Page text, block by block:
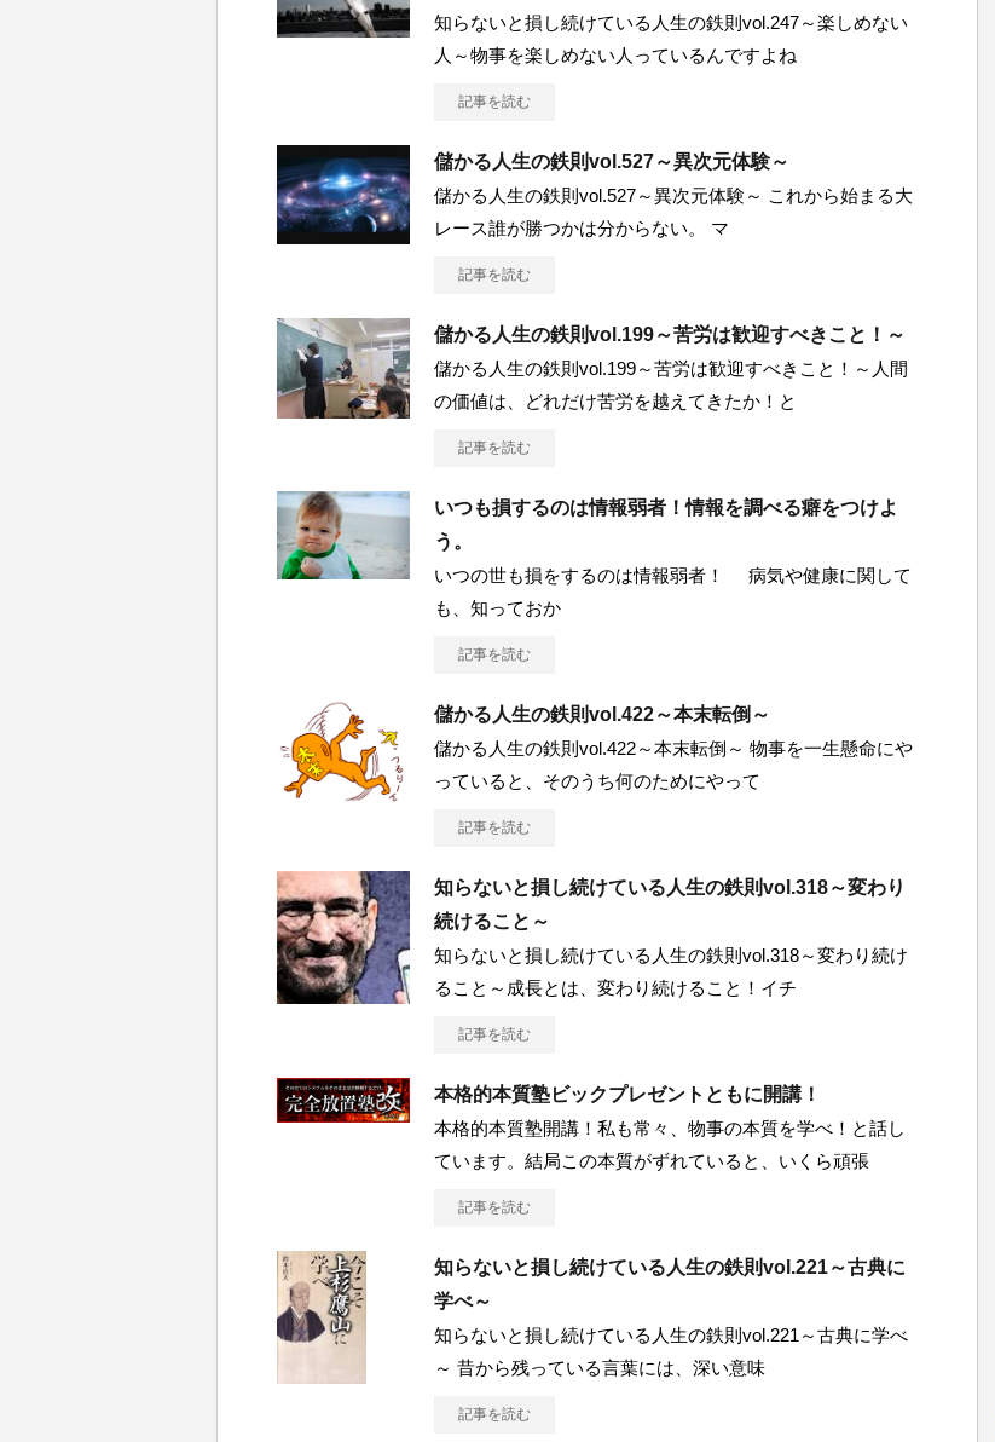
知らないと損し続けている人生の鉄則vol.247～楽しめない
人～物事を楽しめない人っているんですよね
記事を読む
儲かる人生の鉄則vol.527～異次元体験～
儲かる人生の鉄則vol.527～異次元体験～ これから始まる大
レース誰が勝つかは分からない。 マ
記事を読む
儲かる人生の鉄則vol.199～苦労は歓迎すべきこと！～
儲かる人生の鉄則vol.199～苦労は歓迎すべきこと！～人間
の価値は、どれだけ苦労を越えてきたか！と
記事を読む
いつも損するのは情報弱者！情報を調べる癖をつけよ
う。
いつの世も損をするのは情報弱者！ 病気や健康に関して
も、知っておか
記事を読む
儲かる人生の鉄則vol.422～本末転倒～
儲かる人生の鉄則vol.422～本末転倒～ 物事を一生懸命にや
っていると、そのうち何のためにやって
記事を読む
知らないと損し続けている人生の鉄則vol.318～変わり
続けること～
知らないと損し続けている人生の鉄則vol.318～変わり続け
ること～成長とは、変わり続けること！イチ
記事を読む
本格的本質塾ビックプレゼントともに開講！
本格的本質塾開講！私も常々、物事の本質を学べ！と話し
ています。結局この本質がずれていると、いくら頑張
記事を読む
知らないと損し続けている人生の鉄則vol.221～古典に
学べ～
知らないと損し続けている人生の鉄則vol.221～古典に学べ
～ 昔から残っている言葉には、深い意味
記事を読む